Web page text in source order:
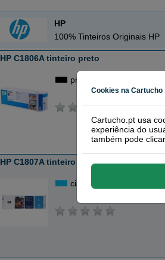
HP
100% Tinteiros Originais HP
HP C1806A tinteiro preto
preto
HP C1807A tinteiro ciano
ciano
Cookies na Cartucho
Cartucho.pt usa
experiência do
também pode